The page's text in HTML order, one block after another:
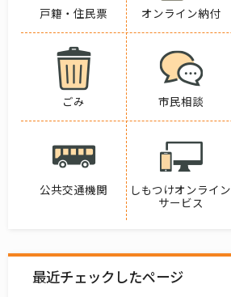
戸籍・住民票 オンライン納付
ごみ 市民相談
公共交通機関
しもつけオンライン
サービス
最近チェックしたページ